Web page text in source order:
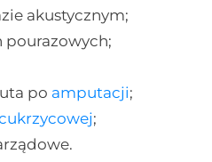
akustycznym;
pourazowych;
po amputacji;
;